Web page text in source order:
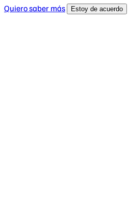
Quiero saber más
Estoy de acuerdo